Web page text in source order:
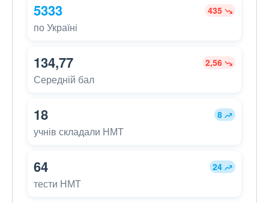
5333 435
по Україні
134,77 2,56
Середній бал
18 8
учнів складали НМТ
64 24
тести НМТ